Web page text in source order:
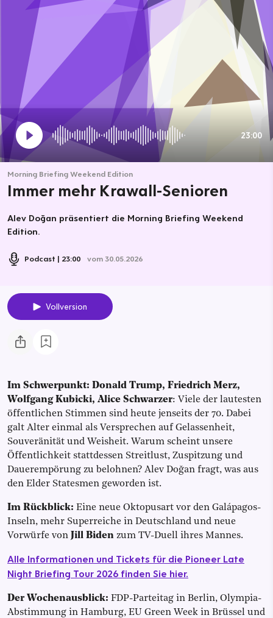
23:00
Morning Briefing Weekend Edition
Immer mehr Krawall-Senioren
Alev Doğan präsentiert die Morning Briefing Weekend
Edition.
Podcast 23:00 vom 30.05.2026
Vollversion
Im Schwerpunkt: Donald Trump, Friedrich Merz,
Wolfgang Kubicki, Alice Schwarzer: Viele der lautesten
öffentlichen Stimmen sind heute jenseits der 70. Dabei
galt Alter einmal als Versprechen auf Gelassenheit,
Souveränität und Weisheit. Warum scheint unsere
Öffentlichkeit stattdessen Streitlust, Zuspitzung und
Dauerempörung zu belohnen? Alev Doğan fragt, was aus
den Elder Statesmen geworden ist.
Im Rückblick: Eine neue Oktopusart vor den Galápagos-
Inseln, mehr Superreiche in Deutschland und neue
Vorwürfe von Jill Biden zum TV-Duell ihres Mannes.
Alle Informationen und Tickets für die Pioneer Late
Night Briefing Tour 2026 finden Sie hier.
Der Wochenausblick: FDP-Parteitag in Berlin, Olympia-
Abstimmung in Hamburg, EU Green Week in Brüssel und